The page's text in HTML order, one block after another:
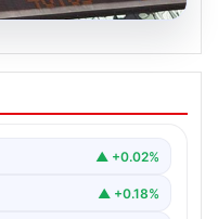
Açıklanacak?
Tarih ve Piyasa
▲ +0.02%
▲ +0.18%